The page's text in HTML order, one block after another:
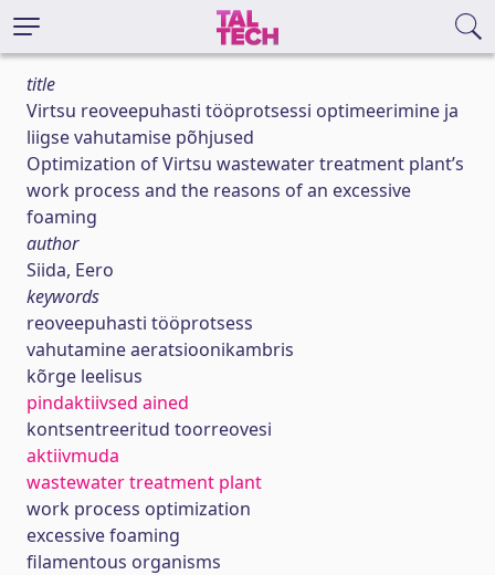
title
Virtsu reoveepuhasti tööprotsessi optimeerimine ja
liigse vahutamise põhjused
Optimization of Virtsu wastewater treatment plant’s
work process and the reasons of an excessive
foaming
author
Siida, Eero
keywords
reoveepuhasti tööprotsess
vahutamine aeratsioonikambris
kõrge leelisus
pindaktiivsed ained
kontsentreeritud toorreovesi
aktiivmuda
wastewater treatment plant
work process optimization
excessive foaming
filamentous organisms